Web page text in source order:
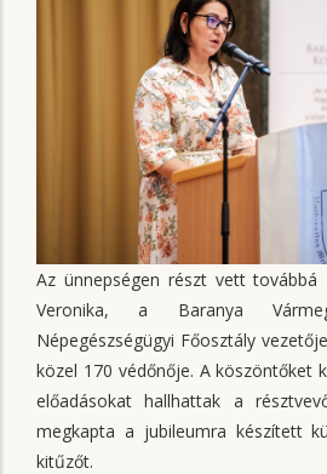
Az ünnepségen részt vett továbbá
Veronika, a Baranya
Népegészségügyi Főosztály
közel 170 védőnője. A köszöntőket
előadásokat hallhattak a
megkapta a jubileumra készített
kitűzőt.